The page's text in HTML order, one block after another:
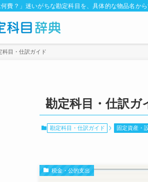
何費？」迷いがちな勘定科目を、具体的な物品名
科目・仕訳ガイド
勘定科目・仕訳ガ
勘定科目・仕訳ガイド 固定資産・
税金・公的支出